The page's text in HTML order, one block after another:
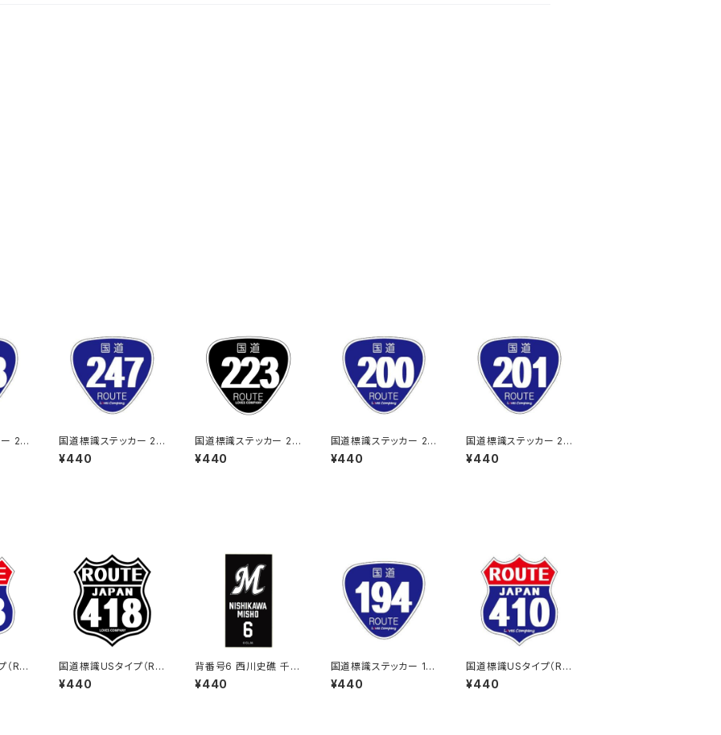
ー 23
国道標識ステッカー 24
7号線
¥440
国道標識ステッカー 22
3号線（ブラック）
¥440
国道標識ステッカー 20
0号線
¥440
国道標識ステッカー 20
1号線
¥440
（RO
国道標識USタイプ（RO
UTE）ステッカー 418号
線（ブラック）
¥440
背番号6 西川史礁 千葉
ロッテマリーンズ 選手
ステッカー（ブラックB)
¥440
国道標識ステッカー 19
4号線
¥440
国道標識USタイプ（RO
UTE）ステッカー 410号
線
¥440